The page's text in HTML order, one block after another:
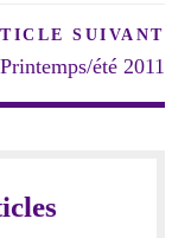
SUIVANT
été 2011